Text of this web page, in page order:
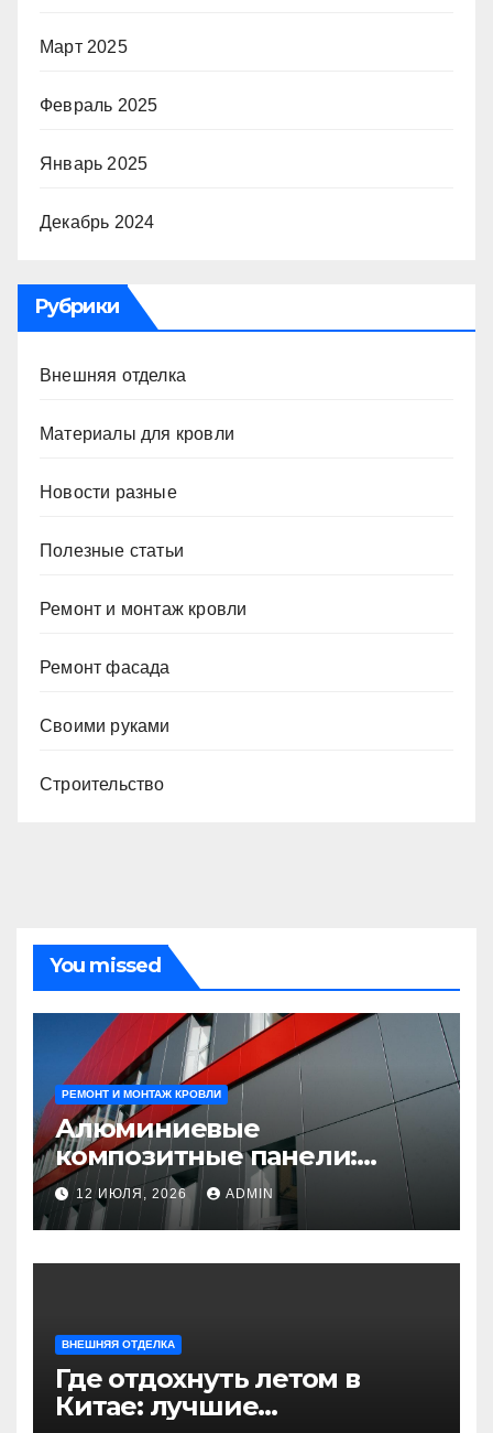
Март 2025
Февраль 2025
Январь 2025
Декабрь 2024
Рубрики
Внешняя отделка
Материалы для кровли
Новости разные
Полезные статьи
Ремонт и монтаж кровли
Ремонт фасада
Своими руками
Строительство
You missed
РЕМОНТ И МОНТАЖ КРОВЛИ
Алюминиевые
композитные панели:
универсальное решение
для современного
строительства и дизайна
12 ИЮЛЯ, 2026 ADMIN
ВНЕШНЯЯ ОТДЕЛКА
Где отдохнуть летом в
Китае: лучшие